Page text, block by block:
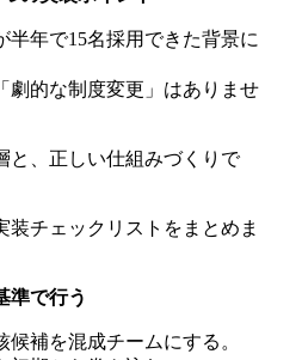
半年で15名採用できた背景に
劇的な制度変更」はありませ
と、正しい仕組みづくりで
装チェックリストをまとめま
準で行う
補を混成チームにする。